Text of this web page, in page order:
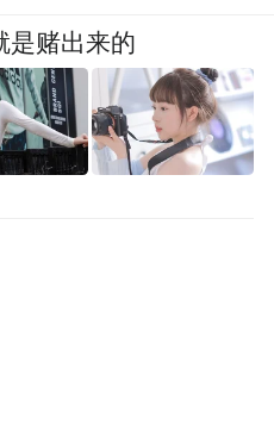
是赌出来的